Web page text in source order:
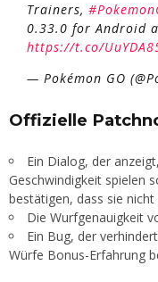
Trainers,
0.33.0 for Android
https://t.co/
— Pokémon GO
Offizielle
Ein Dialog, der
Geschwindigkeit spielen
bestätigen, dass sie
Die Wurfgenauigkeit
Ein Bug, der
Würfe Bonus-Erfahrung